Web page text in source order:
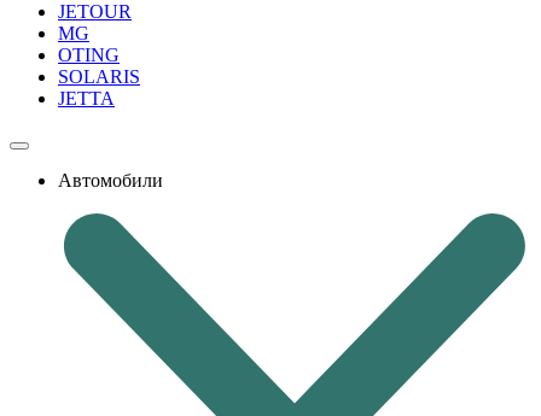
JETOUR
MG
OTING
SOLARIS
JETTA
Автомобили